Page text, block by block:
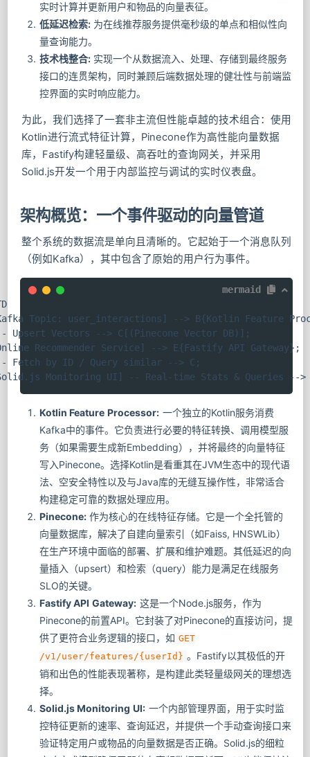
实时计算并更新用户和物品的向量表征。
低延迟检索:为在线推荐服务提供毫秒级的单点和相似性向
量查询能力。
技术栈整合:实现一个从数据流入、处理、存储到最终服务
接口的连贯架构，同时兼顾后端数据处理的健壮性与前端监
控界面的实时响应能力。
为此，我们选择了一套非主流但性能卓越的技术组合：使用
Kotlin进行流式特征计算，Pinecone作为高性能向量数据
库，Fastify构建轻量级、高吞吐的查询网关，并采用
Solid.js开发一个用于内部监控与调试的实时仪表盘。
架构概览：一个事件驱动的向量管道
整个系统的数据流是单向且清晰的。它起始于一个消息队列
（例如Kafka），其中包含了原始的用户行为事件。
mermaid
Topic: user_interactions] --> B{Kotlin Feature
Upsert Vectors --> C[(Pinecone Vector DB)];
Recommender Service] --> E{Fastify API Gateway};
Fetch by ID / Query similar --> C;
Monitoring UI] -- Real-time Stats & Queries -->
Kotlin Feature Processor:一个独立的Kotlin服务消费
Kafka中的事件。它负责进行必要的特征转换、调用模型服
务（如果需要生成新Embedding），并将最终的向量特征
写入Pinecone。选择Kotlin是看重其在JVM生态中的现代语
法、空安全特性以及与Java库的无缝互操作性，非常适合
构建稳定可靠的数据处理应用。
Pinecone:作为核心的在线特征存储。它是一个全托管的
向量数据库，解决了自建向量索引（如Faiss, HNSWLib）
在生产环境中面临的部署、扩展和维护难题。其低延迟的向
量插入（upsert）和检索（query）能力是满足在线服务
SLO的关键。
Fastify API Gateway:这是一个Node.js服务，作为
Pinecone的前置API。它封装了对Pinecone的直接访问，提
供了更符合业务逻辑的接口，如 GET
/v1/user/features/{userId} 。Fastify以其极低的开
销和出色的性能表现著称，是构建此类轻量级网关的理想选
择。
Solid.js Monitoring UI:一个内部管理界面，用于实时监
控特征更新的速率、查询延迟，并提供一个手动查询接口来
验证特定用户或物品的向量数据是否正确。Solid.js的细粒